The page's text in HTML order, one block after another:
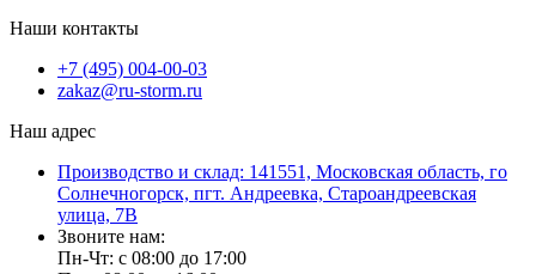
Наши контакты
+7 (495) 004-00-03
zakaz@ru-storm.ru
Наш адрес
Производство и склад: 141551, Московская область, го
Солнечногорск, пгт. Андреевка, Староандреевская
улица, 7В
Звоните нам:
Пн-Чт: с 08:00 до 17:00